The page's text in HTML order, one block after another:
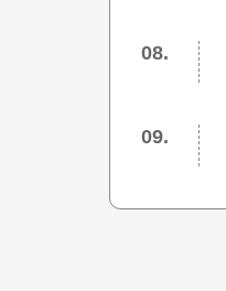
08.
09.